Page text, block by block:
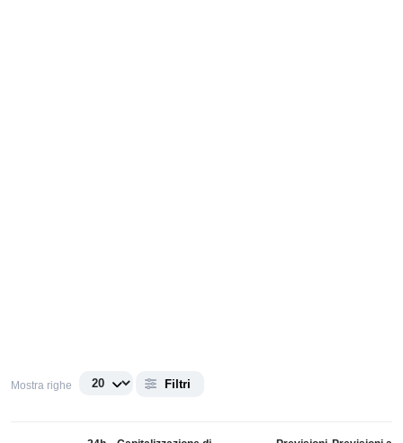
Mostra righe Filtri